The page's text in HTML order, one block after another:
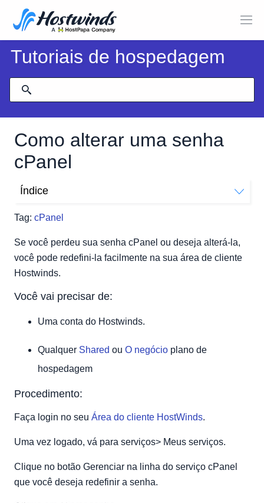
Tutoriais de hospedagem
Como alterar uma senha
cPanel
Tag: cPanel
Índice
Procedimento:
Se você perdeu sua senha cPanel ou deseja alterá-la,
você pode redefini-la facilmente na sua área de cliente
Hostwinds.
Você vai precisar de:
Uma conta do Hostwinds.
Qualquer Shared ou O negócio plano de
hospedagem
Procedimento:
Faça login no seu Área do cliente HostWinds.
Uma vez logado, vá para serviços> Meus serviços.
Clique no botão Gerenciar na linha do serviço cPanel
que você deseja redefinir a senha.